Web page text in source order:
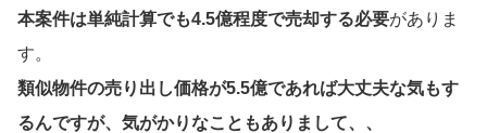
本案件は単純計算でも4.5億程度で売却する必要がありま
す。
類似物件の売り出し価格が5.5億であれば大丈夫な気もす
るんですが、気がかりなこともありまして、、